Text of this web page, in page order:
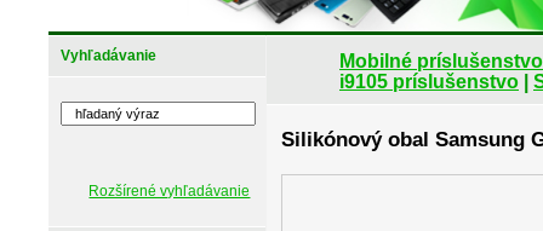
Vyhľadávanie
Rozšírené vyhľadávanie
Mobilné príslušenstvo
i9105 príslušenstvo
Silikónový obal Samsung